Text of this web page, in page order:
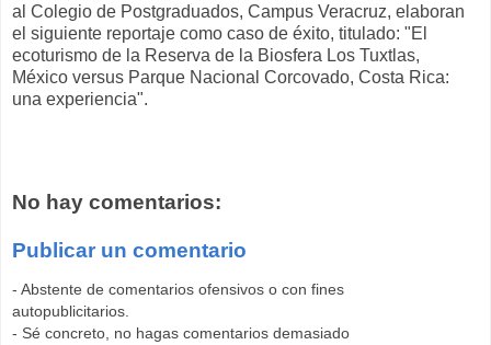
al Colegio de Postgraduados, Campus Veracruz, elaboran
el siguiente reportaje como caso de éxito, titulado: "El
ecoturismo de la Reserva de la Biosfera Los Tuxtlas,
México versus Parque Nacional Corcovado, Costa Rica:
una experiencia".
No hay comentarios:
Publicar un comentario
- Abstente de comentarios ofensivos o con fines
autopublicitarios.
- Sé concreto, no hagas comentarios demasiado